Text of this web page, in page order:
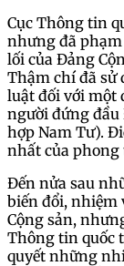
Cục Thông tin
nhưng đã
lối của Đảng
Thậm chí đã sử
luật đối với một
người đứng đầu
hợp Nam Tư).
nhất của phong
Đến nửa sau
biến đổi, nhiệm
Cộng sản,
Thông tin quốc
quyết những